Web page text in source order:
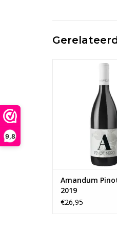
9,8
Wijn met een
granaatreflecties;
helderheid en
reuk bevestigt wat
beoordeeld. Het
denken aan rood
framboos, rode
een
Amandum
2019
€26,95